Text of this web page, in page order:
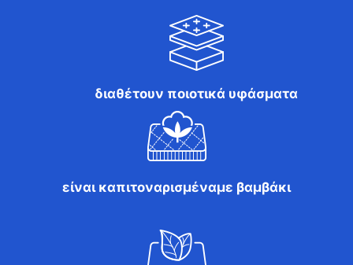
διαθέτουν ποιοτικά υφάσματα
είναι καπιτοναρισμέναμε βαμβάκι